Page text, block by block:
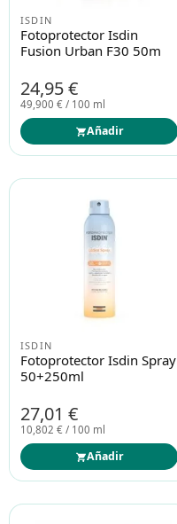
ISDIN
Fotoprotector Isdin
Fusion Urban F30 50m
24,95 €
49,900 € / 100 ml
Añadir
ISDIN
Fotoprotector Isdin Spray
50+250ml
27,01 €
10,802 € / 100 ml
Añadir